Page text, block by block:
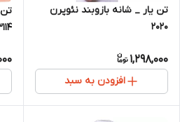
تن یار _ شانه بازوبند نئوپرن
2020
1,298,000
افزودن به سبد